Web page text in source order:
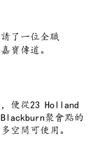
了一位全職
寶傳道。
便從23 Holland
聚會點的
空間可使用。